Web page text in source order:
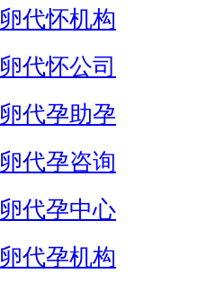
代怀机构
代怀公司
代孕助孕
代孕咨询
代孕中心
代孕机构